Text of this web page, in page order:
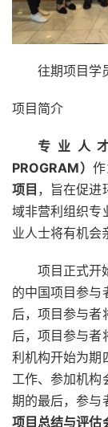
往期项目学
项目简介
专业人才
PROGRAM）
项目 ，旨在促进
域非营利组织专
业人士将有机会
项目正式开
的中国项目参与
后，项目参与者
后，项目参与者
利机构开始为期
工作、参加机构
期的最后，参与
项目总结与评估